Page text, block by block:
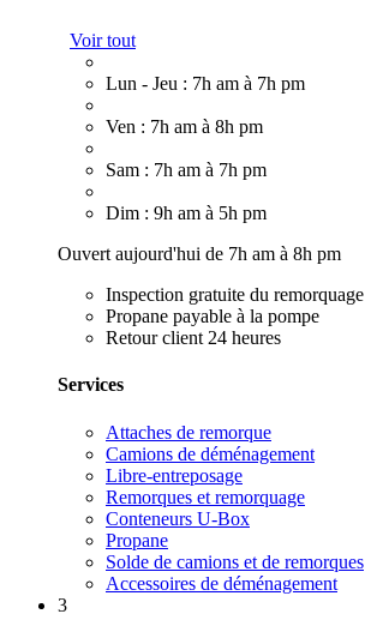
Voir tout
Lun - Jeu : 7h am à 7h pm
Ven : 7h am à 8h pm
Sam : 7h am à 7h pm
Dim : 9h am à 5h pm
Ouvert aujourd'hui de 7h am à 8h pm
Inspection gratuite du remorquage
Propane payable à la pompe
Retour client 24 heures
Services
Attaches de remorque
Camions de déménagement
Libre-entreposage
Remorques et remorquage
Conteneurs U-Box
Propane
Solde de camions et de remorques
Accessoires de déménagement
3